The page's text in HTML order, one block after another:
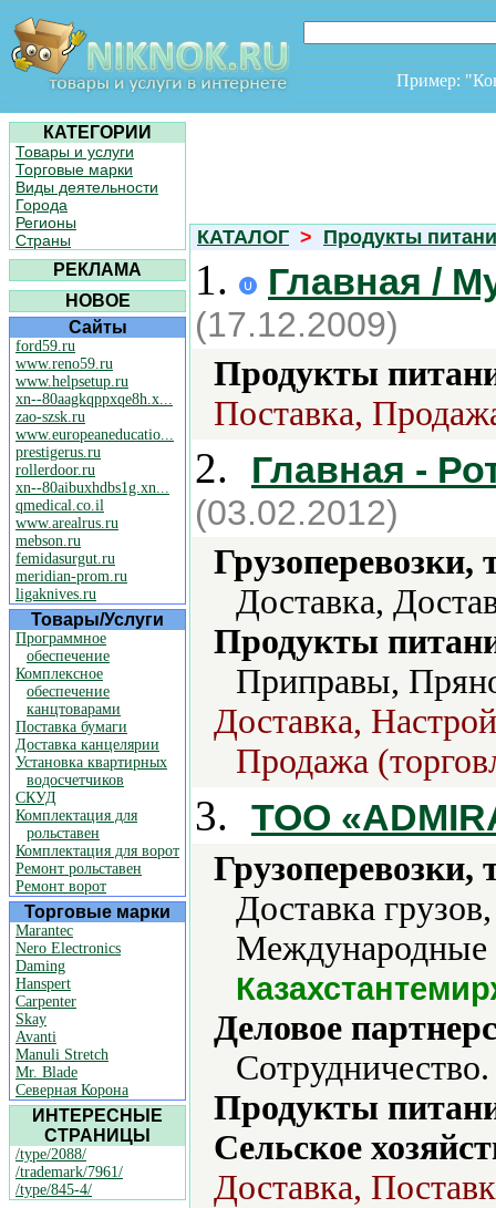
Пример:
КАТЕГОРИИ
Товары и услуги
Торговые марки
Виды деятельности
Города
Регионы
Страны
РЕКЛАМА
НОВОЕ
Сайты
ford59.ru
www.reno59.ru
www.helpsetup.ru
xn--80aagkqppxqe8h.x...
zao-szsk.ru
www.europeaneducatio...
prestigerus.ru
rollerdoor.ru
xn--80aibuxhdbs1g.xn...
qmedical.co.il
www.arealrus.ru
mebson.ru
femidasurgut.ru
meridian-prom.ru
ligaknives.ru
Товары/Услуги
Программное
обеспечение
Комплексное
обеспечение
канцтоварами
Поставка бумаги
Доставка канцелярии
Установка квартирных
водосчетчиков
СКУД
Комплектация для
рольставен
Комплектация для ворот
Ремонт рольставен
Ремонт ворот
Торговые марки
Marantec
Nero Electronics
Daming
Hanspert
Carpenter
Skay
Avanti
Manuli Stretch
Mr. Blade
Северная Корона
ИНТЕРЕСНЫЕ
СТРАНИЦЫ
/type/2088/
/trademark/7961/
/type/845-4/
КАТАЛОГ > Продукты
1. Главная /
(17.12.2009)
Продукты
Поставка,
2. Главная -
(03.02.2012)
Доставка,
Продукты
Приправы,
Доставка,
Продажа
3. ТОО
Доставка
Международные
Деловое
Сотрудничество.
Продукты
Сельское
Доставка,